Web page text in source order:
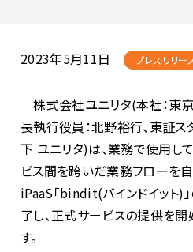
2023年5月11日 プレスリリー
株式会社ユニリタ(本社：東
長執行役員：北野裕行、東証ス
下 ユニリタ)は、業務で使用し
ビス間を跨いだ業務フローを
iPaaS「bindit(バインドイット)
了し、正式サービスの提供を
す。